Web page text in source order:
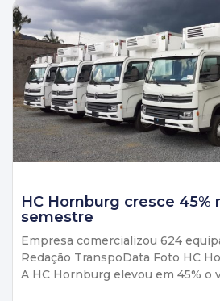
HC Hornburg cresce 45%
semestre
Empresa comercializou 624
Redação TranspoData Foto HC
A HC Hornburg elevou em 45% o